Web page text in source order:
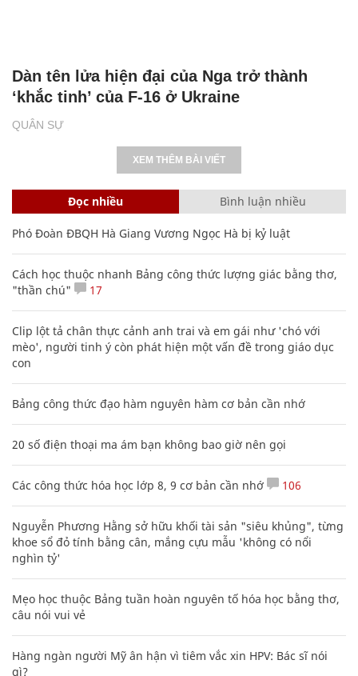
QUÂN SỰ
Dàn tên lửa hiện đại của Nga trở thành
‘khắc tinh’ của F-16 ở Ukraine
XEM THÊM BÀI VIẾT
Đọc nhiều Bình luận nhiều
Phó Đoàn ĐBQH Hà Giang Vương Ngọc Hà bị kỷ luật
Cách học thuộc nhanh Bảng công thức lượng giác bằng thơ,
"thần chú"
17
Clip lột tả chân thực cảnh anh trai và em gái như 'chó với
mèo', người tinh ý còn phát hiện một vấn đề trong giáo dục
con
Bảng công thức đạo hàm nguyên hàm cơ bản cần nhớ
20 số điện thoại ma ám bạn không bao giờ nên gọi
Các công thức hóa học lớp 8, 9 cơ bản cần nhớ 106
Nguyễn Phương Hằng sở hữu khối tài sản "siêu khủng", từng
khoe sổ đỏ tính bằng cân, mắng cựu mẫu 'không có nổi
nghìn tỷ'
Mẹo học thuộc Bảng tuần hoàn nguyên tố hóa học bằng thơ,
câu nói vui vẻ
Hàng ngàn người Mỹ ân hận vì tiêm vắc xin HPV: Bác sĩ nói
gì?